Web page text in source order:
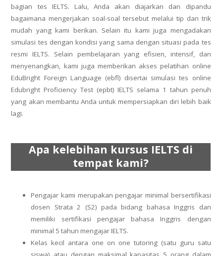
bagian tes IELTS. Lalu, Anda akan diajarkan dan dipandu
bagaimana mengerjakan soal-soal tersebut melalui tip dan trik
mudah yang kami berikan. Selain itu kami juga mengadakan
simulasi tes dengan kondisi yang sama dengan situasi pada tes
resmi IELTS. Selain pembelajaran yang efisien, intensif, dan
menyenangkan, kami juga memberikan akses pelatihan online
EduBright Foreign Language (ebfl) disertai simulasi tes online
Edubright Proficiency Test (epbt) IELTS selama 1 tahun penuh
yang akan membantu Anda untuk mempersiapkan diri lebih baik
lagi.
Apa kelebihan kursus IELTS di
tempat kami?
Pengajar kami merupakan pengajar minimal bersertifikasi
dosen Strata 2 (S2) pada bidang bahasa Inggris dan
memiliki sertifikasi pengajar bahasa Inggris dengan
minimal 5 tahun mengajar IELTS.
Kelas kecil antara one on one tutoring (satu guru satu